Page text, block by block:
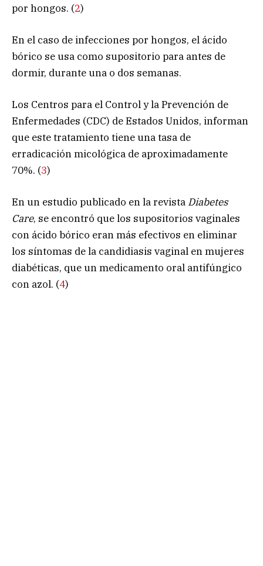
por hongos. (2)
En el caso de infecciones por hongos, el ácido
bórico se usa como supositorio para antes de
dormir, durante una o dos semanas.
Los Centros para el Control y la Prevención de
Enfermedades (CDC) de Estados Unidos, informan
que este tratamiento tiene una tasa de
erradicación micológica de aproximadamente
70%. (3)
En un estudio publicado en la revista Diabetes
Care, se encontró que los supositorios vaginales
con ácido bórico eran más efectivos en eliminar
los síntomas de la candidiasis vaginal en mujeres
diabéticas, que un medicamento oral antifúngico
con azol. (4)